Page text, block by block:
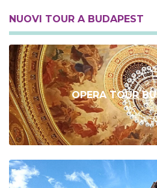
NUOVI TOUR A BUDAPEST
OPERA TOUR